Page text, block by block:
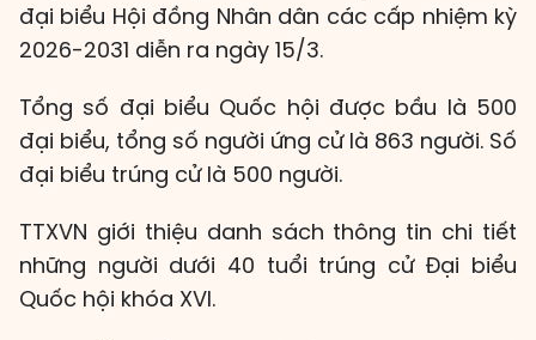
đại biểu Hội đồng Nhân dân các cấp nhiệm kỳ
2026-2031 diễn ra ngày 15/3.
Tổng số đại biểu Quốc hội được bầu là 500
đại biểu, tổng số người ứng cử là 863 người. Số
đại biểu trúng cử là 500 người.
TTXVN giới thiệu danh sách thông tin chi tiết
những người dưới 40 tuổi trúng cử Đại biểu
Quốc hội khóa XVI.